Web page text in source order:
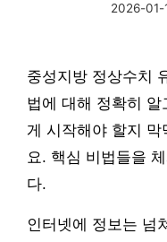
2026-01-
중성지방 정상수치
법에 대해 정확히
게 시작해야 할지 막
요. 핵심 비법들을
다.
인터넷에 정보는 넘